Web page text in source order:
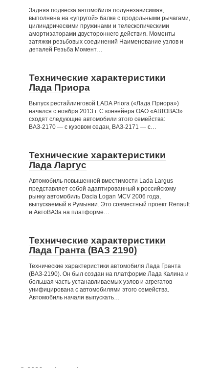
Задняя подвеска автомобиля полунезависимая,
выполнена на «упругой» балке с продольными рычагами,
цилиндрическими пружинами и телескопическими
амортизаторами двустороннего действия. Моменты
затяжки резьбовых соединений Наименование узлов и
деталей Резьба Момент…
Технические характеристики
Лада Приора
Выпуск рестайлинговой LADA Priora («Лада Приора»)
начался с ноября 2013 г. С конвейера ОАО «АВТОВАЗ»
сходят следующие автомобили этого семейства:
ВАЗ-2170 — с кузовом седан, ВАЗ-2171 — с…
Технические характеристики
Лада Ларгус
Автомобиль повышенной вместимости Lada Largus
представляет собой адаптированный к российскому
рынку автомобиль Dacia Logan MCV 2006 года,
выпускаемый в Румынии. Это совместный проект Renault
и АвтоВАЗа на платформе…
Технические характеристики
Лада Гранта (ВАЗ 2190)
Технические характеристики автомобиля Лада Гранта
(ВАЗ-2190). Он был создан на платформе Лада Калина и
большая часть устанавливаемых узлов и агрегатов
унифицирована с автомобилями этого семейства.
Автомобиль начали выпускать…